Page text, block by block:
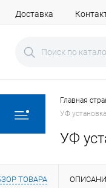
Доставка
Главная
УФ
УФ
ТОВАРА